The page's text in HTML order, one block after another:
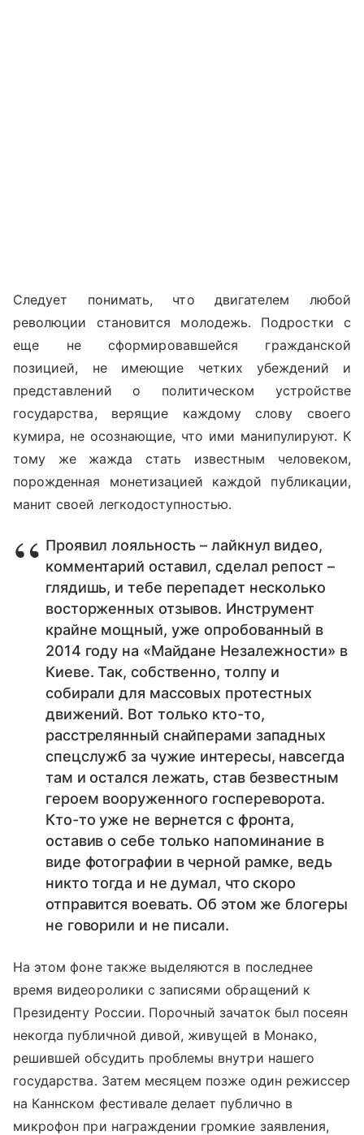
Следует понимать, что двигателем любой
революции становится молодежь. Подростки с
еще не сформировавшейся гражданской
позицией, не имеющие четких убеждений и
представлений о политическом устройстве
государства, верящие каждому слову своего
кумира, не осознающие, что ими манипулируют. К
тому же жажда стать известным человеком,
порожденная монетизацией каждой публикации,
манит своей легкодоступностью.
Проявил лояльность – лайкнул видео,
комментарий оставил, сделал репост –
глядишь, и тебе перепадет несколько
восторженных отзывов. Инструмент
крайне мощный, уже опробованный в
2014 году на «Майдане Незалежности» в
Киеве. Так, собственно, толпу и
собирали для массовых протестных
движений. Вот только кто-то,
расстрелянный снайперами западных
спецслужб за чужие интересы, навсегда
там и остался лежать, став безвестным
героем вооруженного госпереворота.
Кто-то уже не вернется с фронта,
оставив о себе только напоминание в
виде фотографии в черной рамке, ведь
никто тогда и не думал, что скоро
отправится воевать. Об этом же блогеры
не говорили и не писали.
На этом фоне также выделяются в последнее
время видеоролики с записями обращений к
Президенту России. Порочный зачаток был посеян
некогда публичной дивой, живущей в Монако,
решившей обсудить проблемы внутри нашего
государства. Затем месяцем позже один режиссер
на Каннском фестивале делает публично в
микрофон при награждении громкие заявления,